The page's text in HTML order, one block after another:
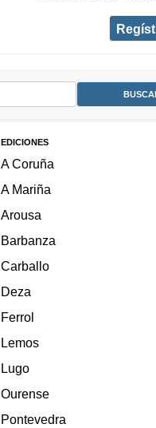
EDICIONES
A Coruña
A Mariña
Arousa
Barbanza
Carballo
Deza
Ferrol
Lemos
Lugo
Ourense
Pontevedra